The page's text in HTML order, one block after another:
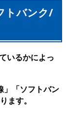
トバンク/
いるかによっ
」「ソフトバン
ます。